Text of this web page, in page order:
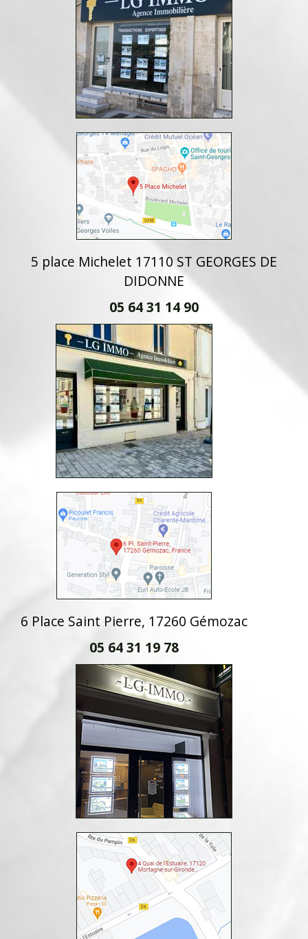
5 place Michelet 17110 ST GEORGES DE
DIDONNE
05 64 31 14 90
6 Place Saint Pierre, 17260 Gémozac
05 64 31 19 78